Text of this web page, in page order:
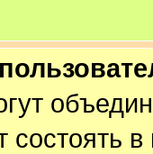
состоять